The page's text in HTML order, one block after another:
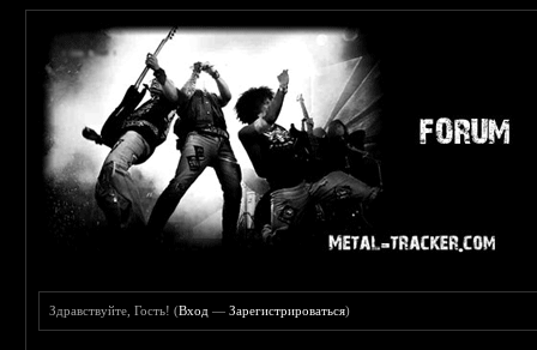
Здравствуйте, Гость! (Вход —Зарегистрироваться)